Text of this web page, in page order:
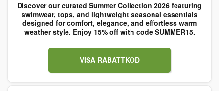
Discover our curated Summer Collection 2026 featuring
swimwear, tops, and lightweight seasonal essentials
designed for comfort, elegance, and effortless warm
weather style. Enjoy 15% off with code SUMMER15.
VISA RABATTKOD